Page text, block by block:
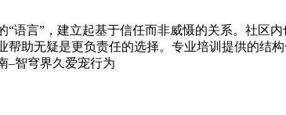
言”，建立起基于信任而非威慑的关系。社区
助无疑是更负责任的选择。专业培训提供的结